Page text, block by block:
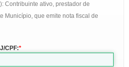
Contribuinte ativo, prestador de
Município, que emite nota fiscal de
CPF: